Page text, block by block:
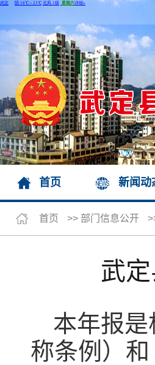
首页 新闻动
首页 >> 部门信息公开
武
本年报
称条例）